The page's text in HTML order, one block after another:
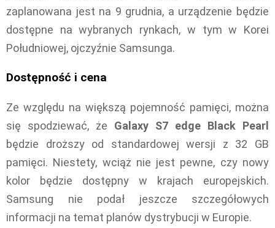
zaplanowana jest na 9 grudnia, a urządzenie będzie
dostępne na wybranych rynkach, w tym w Korei
Południowej, ojczyźnie Samsunga.
Dostępność i cena
Ze względu na większą pojemność pamięci, można
się spodziewać, że Galaxy S7 edge Black Pearl
będzie droższy od standardowej wersji z 32 GB
pamięci. Niestety, wciąż nie jest pewne, czy nowy
kolor będzie dostępny w krajach europejskich.
Samsung nie podał jeszcze szczegółowych
informacji na temat planów dystrybucji w Europie.